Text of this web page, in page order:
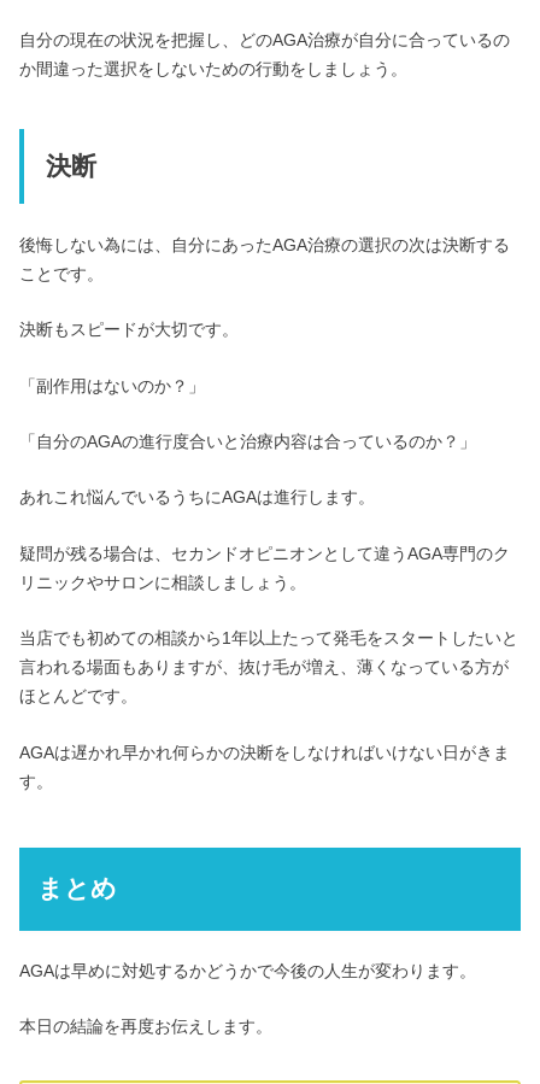
自分の現在の状況を把握し、どのAGA治療が自分に合っているの
か間違った選択をしないための行動をしましょう。
決断
後悔しない為には、自分にあったAGA治療の選択の次は決断する
ことです。
決断もスピードが大切です。
「副作用はないのか？」
「自分のAGAの進行度合いと治療内容は合っているのか？」
あれこれ悩んでいるうちにAGAは進行します。
疑問が残る場合は、セカンドオピニオンとして違うAGA専門のク
リニックやサロンに相談しましょう。
当店でも初めての相談から1年以上たって発毛をスタートしたいと
言われる場面もありますが、抜け毛が増え、薄くなっている方が
ほとんどです。
AGAは遅かれ早かれ何らかの決断をしなければいけない日がきま
す。
まとめ
AGAは早めに対処するかどうかで今後の人生が変わります。
本日の結論を再度お伝えします。